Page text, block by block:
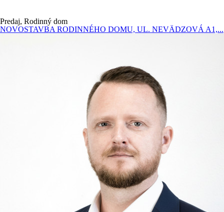
Predaj, Rodinný dom
NOVOSTAVBA RODINNÉHO DOMU, UL. NEVÄDZOVÁ A1,...